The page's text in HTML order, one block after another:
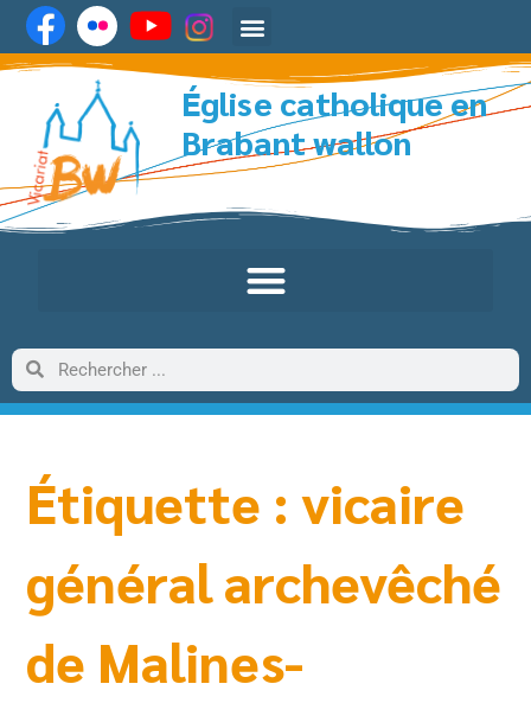
Église catholique en
Brabant wallon
Étiquette : vicaire
général archevêché
de Malines-